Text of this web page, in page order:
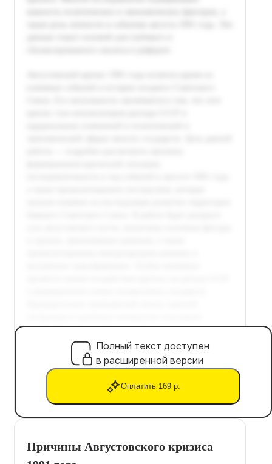
Полный текст доступен
в расширенной версии
Оплатить 169 р.
Причины Августовского кризиса